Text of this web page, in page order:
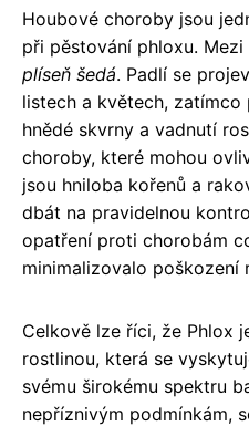
Houbové choroby jsou
při pěstování phloxu.
plíseň šedá. Padlí se
listech a květech, zatímco
hnědé skvrny a vadnutí
choroby, které mohou
jsou hniloba kořenů a
dbát na pravidelnou
opatření proti chorobám
minimalizovalo poškození
Celkově lze říci, že Phlox
rostlinou, která se
svému širokému spektru
nepříznivým podmínkám,